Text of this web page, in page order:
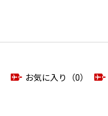
お気に入り（0）